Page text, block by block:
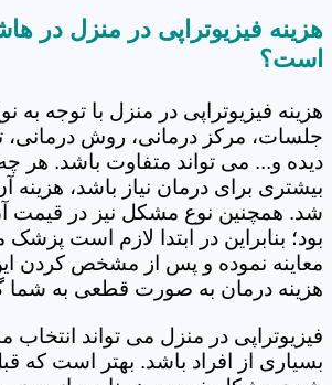
هزینه فیزیوتراپی در منزل در
است؟
هزینه فیزیوتراپی در منزل با توجه به
جلسات، مرکز درمانی، روش درمانی،
دیده و... می تواند متفاوت باشد. هر
بیشتری برای درمان نیاز باشد، هزینه
شد. همچنین نوع مشکل نیز در قیمت آن
بود؛ بنابراین در ابتدا لازم است
معاینه نموده و پس از مشخص کردن
هزینه درمان به صورت قطعی به شما
فیزیوتراپی در منزل می تواند انتخاب
بسیاری از افراد باشد. بهتر است که